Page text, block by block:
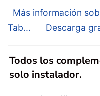
Más información
Tab...
Descarga
Todos los
solo instalador.